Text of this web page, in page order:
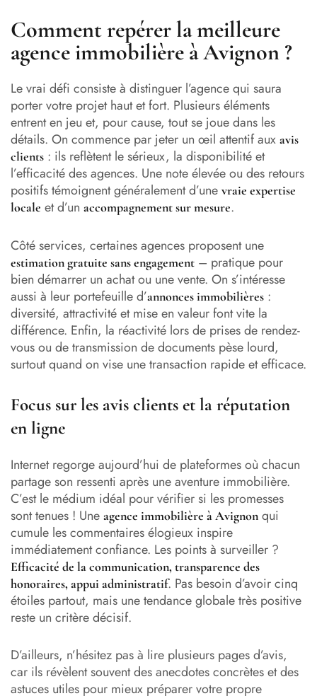
Comment repérer la meilleure
agence immobilière à Avignon ?
Le vrai défi consiste à distinguer l’agence qui saura
porter votre projet haut et fort. Plusieurs éléments
entrent en jeu et, pour cause, tout se joue dans les
détails. On commence par jeter un œil attentif aux avis
clients : ils reflètent le sérieux, la disponibilité et
l’efficacité des agences. Une note élevée ou des retours
positifs témoignent généralement d’une vraie expertise
locale et d’un accompagnement sur mesure.
Côté services, certaines agences proposent une
estimation gratuite sans engagement – pratique pour
bien démarrer un achat ou une vente. On s’intéresse
aussi à leur portefeuille d’annonces immobilières :
diversité, attractivité et mise en valeur font vite la
différence. Enfin, la réactivité lors de prises de rendez-
vous ou de transmission de documents pèse lourd,
surtout quand on vise une transaction rapide et efficace.
Focus sur les avis clients et la réputation
en ligne
Internet regorge aujourd’hui de plateformes où chacun
partage son ressenti après une aventure immobilière.
C’est le médium idéal pour vérifier si les promesses
sont tenues ! Une agence immobilière à Avignon qui
cumule les commentaires élogieux inspire
immédiatement confiance. Les points à surveiller ?
Efficacité de la communication, transparence des
honoraires, appui administratif. Pas besoin d’avoir cinq
étoiles partout, mais une tendance globale très positive
reste un critère décisif.
D’ailleurs, n’hésitez pas à lire plusieurs pages d’avis,
car ils révèlent souvent des anecdotes concrètes et des
astuces utiles pour mieux préparer votre propre